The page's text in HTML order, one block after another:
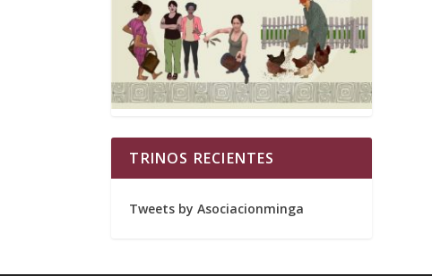
TRINOS RECIENTES
Tweets by Asociacionminga